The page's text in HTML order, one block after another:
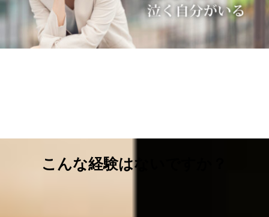
こんな経験はないですか？